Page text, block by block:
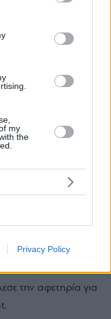
third-party tags to
in below Google
my
the
Privacy Policy
για να
Είναι
να μετατρέψω μια
χειροπιαστή
Σύρου ενέπνευσε
καθώς
Αιγαίου. Αυτή η
το νέο, στο
την αφετηρία για